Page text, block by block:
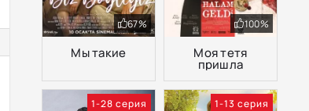
Мы такие
67%
Моя тетя
пришла
100%
1-28 серия 1-13 серия